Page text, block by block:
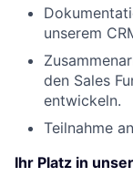
unserem
den Sales
entwickeln.
Teilnahme
Ihr Platz in